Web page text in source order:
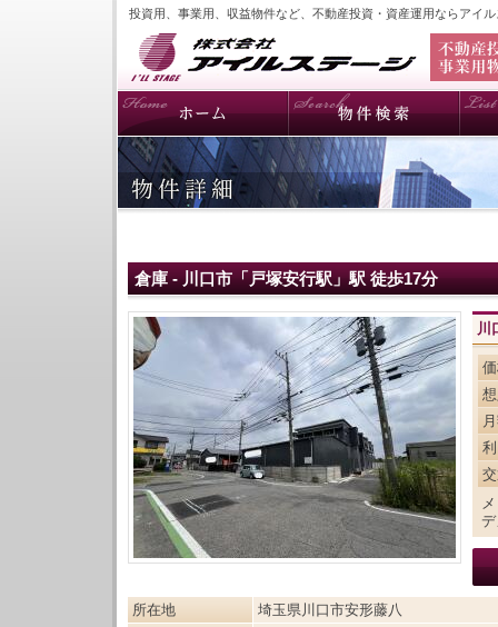
投資用、事業用、収益物件など、不動産投資・資産運用ならアイ
倉庫 - 川口市「戸塚安行駅」駅 徒歩17分
川
所在地
埼玉県川口市安形藤八